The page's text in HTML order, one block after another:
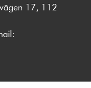
17, 112